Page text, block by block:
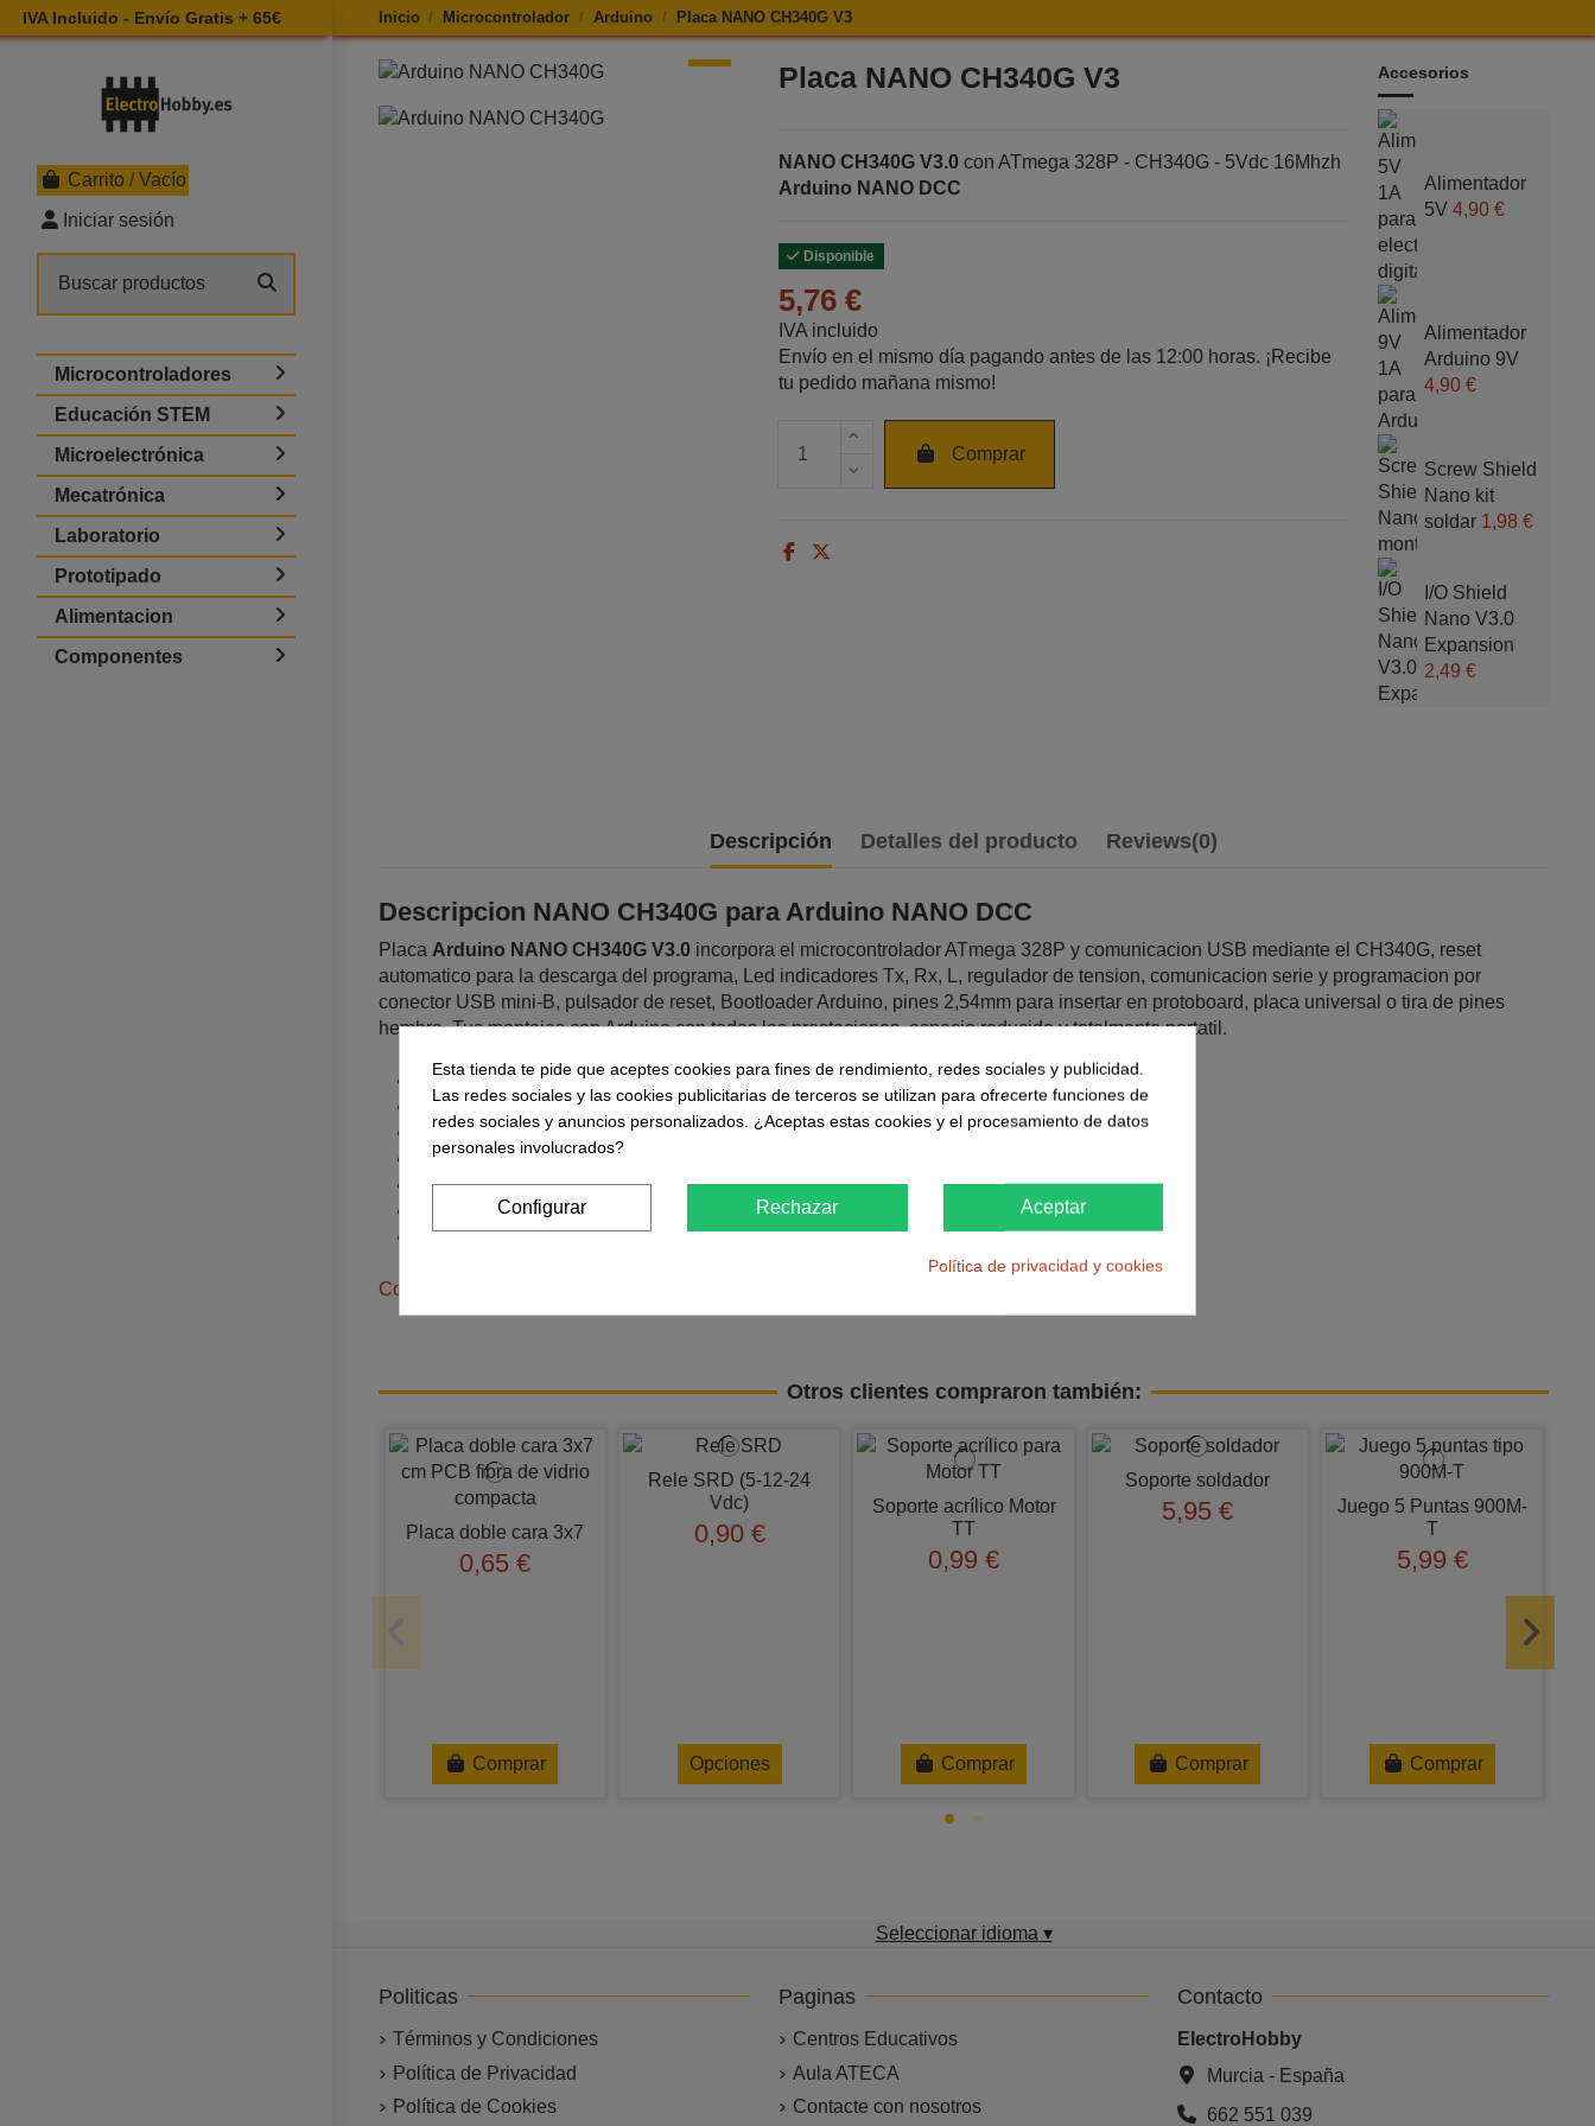
IVA Incluido - Envío Gratis + 65€
Carrito /Vacío
Iniciar sesión
Microcontroladores
Educación STEM
Microelectrónica
Mecatrónica
Laboratorio
Prototipado
Alimentacion
Componentes
Inicio Microcontrolador Arduino Placa NANO CH340G V3
Ampliar imagen de Placa NANO CH340G V3 Placa NANO CH340G V3
NANO CH340G V3.0con ATmega 328P - CH340G - 5Vdc 16Mhzh
Arduino NANO DCC
Disponible
5,76 €
IVA incluido
Envío en el mismo día pagando antes de las 12:00 horas. ¡Recibe
tu pedido mañana mismo!
Cantidad de unidades
Comprar
Accesorios
Alimentador
5V 4,90 €
Alimentador
Arduino 9V
4,90 €
Screw Shield
Nano kit
soldar 1,98 €
I/O Shield
Nano V3.0
Expansion
2,49 €
Descripción Detalles del producto Reviews(0)
Descripcion NANO CH340G para Arduino NANO DCC
Placa Arduino NANO CH340G V3.0incorpora el microcontrolador ATmega 328P y comunicacion USB mediante el CH340G, reset
automatico para la descarga del programa, Led indicadores Tx, Rx, L, regulador de tension, comunicacion serie y programacion por
conector USB mini-B, pulsador de reset, Bootloader Arduino, pines 2,54mm para insertar en protoboard, placa universal o tira de pines
hembra. Tus montajes con Arduino con todas las prestaciones, espacio reducido y totalmente portatil.
Rango de alimentacion: 7 - 12Vdc
Voltaje de trabajo: 5Vdc
Velocidad de reloj: 16Mhz
Corriente I/O x pin: 40mA
Digital I/O pin: 14 ( 6 PWM )
Analogico I/O pin: 8
Memoria: 32Kb Flash - 2Kb SRAM - 1Kb EEprom
Controladores CH340
Otros clientes compraron también:
Placa doble cara 3x7
0,65 €
Comprar
Rele SRD (5-12-24
Vdc)
0,90 €
Opciones
Soporte acrílico Motor
TT
0,99 €
Comprar
Soporte soldador
5,95 €
Comprar
Juego 5 Puntas 900M-
T
5,99 €
Comprar
Seleccionar idioma ▾
Politicas
Términos y Condiciones
Política de Privacidad
Política de Cookies
Paginas
Centros Educativos
Aula ATECA
Contacte con nosotros
Contacto
ElectroHobby
Murcia - España
662 551 039
Esta tienda te pide que aceptes cookies para fines de rendimiento, redes sociales y publicidad.
Las redes sociales y las cookies publicitarias de terceros se utilizan para ofrecerte funciones de
redes sociales y anuncios personalizados. ¿Aceptas estas cookies y el procesamiento de datos
personales involucrados?
Configurar Rechazar Aceptar
Política de privacidad y cookies